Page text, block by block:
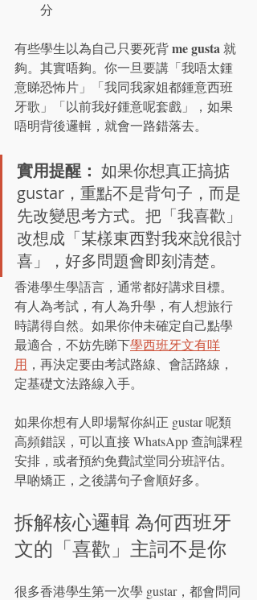
分
有些學生以為自己只要死背 me gusta 就
夠。其實唔夠。你一旦要講「我唔太鍾
意睇恐怖片」「我同我家姐都鍾意西班
牙歌」「以前我好鍾意呢套戲」，如果
唔明背後邏輯，就會一路錯落去。
實用提醒： 如果你想真正搞掂
gustar，重點不是背句子，而是
先改變思考方式。把「我喜歡」
改想成「某樣東西對我來說很討
喜」，好多問題會即刻清楚。
香港學生學語言，通常都好講求目標。
有人為考試，有人為升學，有人想旅行
時講得自然。如果你仲未確定自己點學
最適合，不妨先睇下學西班牙文有咩
用 ，再決定要由考試路線、會話路線，
定基礎文法路線入手。
如果你想有人即場幫你糾正 gustar 呢類
高頻錯誤，可以直接 WhatsApp 查詢課程
安排，或者預約免費試堂同分班評估。
早啲矯正，之後講句子會順好多。
拆解核心邏輯 為何西班牙
文的「喜歡」主詞不是你
很多香港學生第一次學 gustar，都會問同